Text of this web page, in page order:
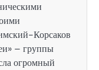
Корсаков
– группы
огромный